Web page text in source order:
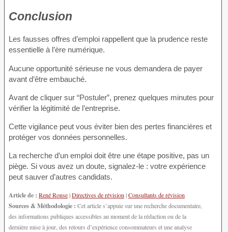
Conclusion
Les fausses offres d’emploi rappellent que la prudence reste
essentielle à l’ère numérique.
Aucune opportunité sérieuse ne vous demandera de payer
avant d’être embauché.
Avant de cliquer sur “Postuler”, prenez quelques minutes pour
vérifier la légitimité de l’entreprise.
Cette vigilance peut vous éviter bien des pertes financières et
protéger vos données personnelles.
La recherche d’un emploi doit être une étape positive, pas un
piège. Si vous avez un doute, signalez-le : votre expérience
peut sauver d’autres candidats.
Article de : René Ronse|Directives de révision|Consultants de révision
Sources & Méthodologie : Cet article s’appuie sur une recherche documentaire,
des informations publiques accessibles au moment de la rédaction ou de la
dernière mise à jour, des retours d’expérience consommateurs et une analyse